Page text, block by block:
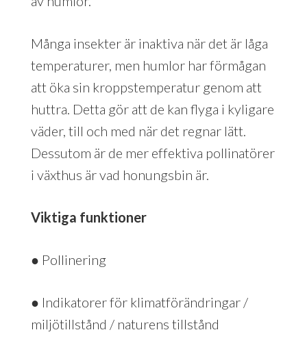
Många insekter är inaktiva när det är låga
temperaturer, men humlor har förmågan
att öka sin kroppstemperatur genom att
huttra. Detta gör att de kan flyga i kyligare
väder, till och med när det regnar lätt.
Dessutom är de mer effektiva pollinatörer
i växthus är vad honungsbin är.
Viktiga funktioner
● Pollinering
● Indikatorer för klimatförändringar /
miljötillstånd / naturens tillstånd